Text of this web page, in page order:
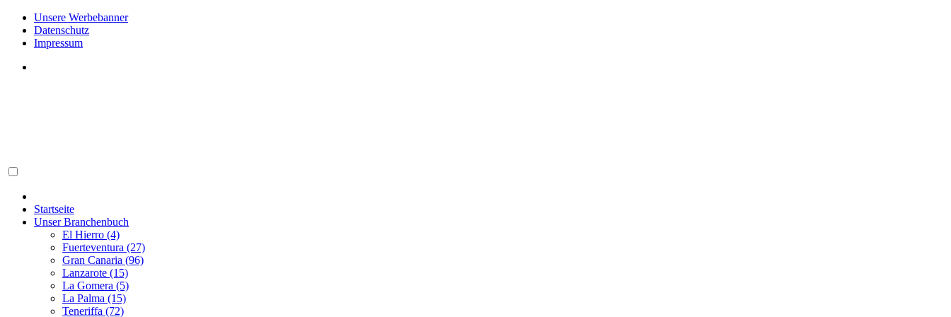
Unsere Werbebanner
Datenschutz
Impressum
Startseite
Unser Branchenbuch
El Hierro (4)
Fuerteventura (27)
Gran Canaria (96)
Lanzarote (15)
La Gomera (5)
La Palma (15)
Teneriffa (72)